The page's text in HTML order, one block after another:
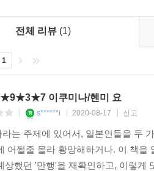
고발하는 헨미 요의 절망적 반항
자 아쿠타가와 수상 작가, 그리
전체 리뷰 (1)
1
이쿠미나/헨미 요
s******i 2020-08-17 신고
라는 주제에 있어서, 일본인들을 두
어쩔줄 몰라 황망해하거나. 이 책을
상했던 '만행'을 재확인하고, 이렇게